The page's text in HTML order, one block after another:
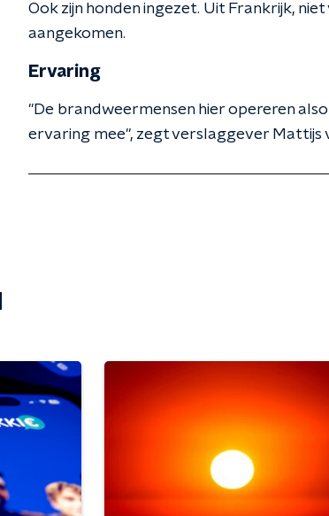
Ook zijn honden ingezet. Uit Frankrijk,
aangekomen.
Ervaring
"De brandweermensen hier opereren
ervaring mee", zegt verslaggever Mattijs